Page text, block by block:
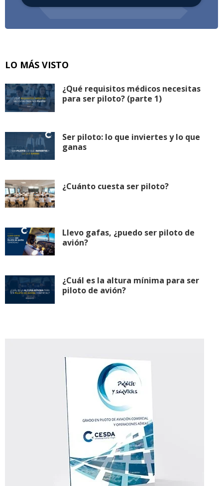
LO MÁS VISTO
¿Qué requisitos médicos necesitas
para ser piloto? (parte 1)
Ser piloto: lo que inviertes y lo que
ganas
¿Cuánto cuesta ser piloto?
Llevo gafas, ¿puedo ser piloto de
avión?
¿Cuál es la altura mínima para ser
piloto de avión?